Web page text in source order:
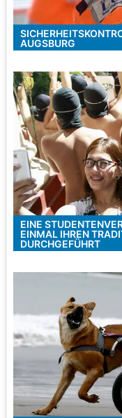
AUGSBURG
EINE
EINMAL IHREN
DURCHGEFÜHRT